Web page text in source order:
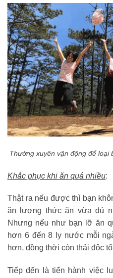
Thường xuyên vận động để
Khắc phục khi ăn quá nhiều:
Thật ra nếu được thì bạn
ăn lượng thức ăn vừa đủ
Nhưng nếu như bạn lỡ ăn
hơn 6 đến 8 ly nước mỗi
hơn, đồng thời còn thải độc
Tiếp đến là tiến hành việc